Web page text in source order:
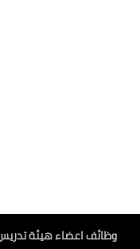
وظائف اعضاء هيئة